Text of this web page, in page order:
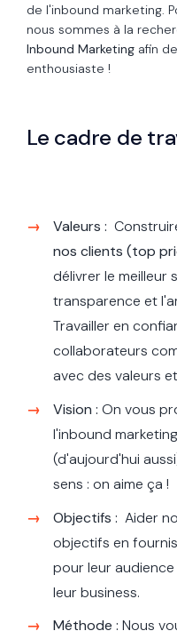
de l'inbound marketing.
nous sommes à la
Inbound Marketing afin
enthousiaste !
Le cadre de
Valeurs :
nos clients (top
délivrer le meilleur
transparence et
Travailler en
collaborateurs
avec des valeurs
Vision : On vous
l'inbound
(d'aujourd'hui
sens : on aime ça !
Objectifs : Aider
objectifs en
pour leur
leur business.
Méthode : Nous